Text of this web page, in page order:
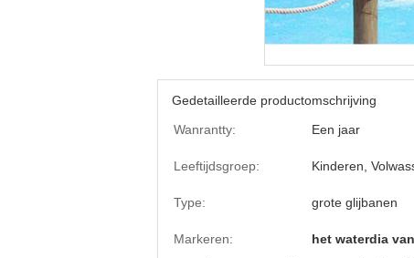
Gedetailleerde productomschrijving
Wanrantty:
Een jaar
Leeftijdsgroep: Kinderen,
Type: grote glijbanen
Markeren: het waterdia